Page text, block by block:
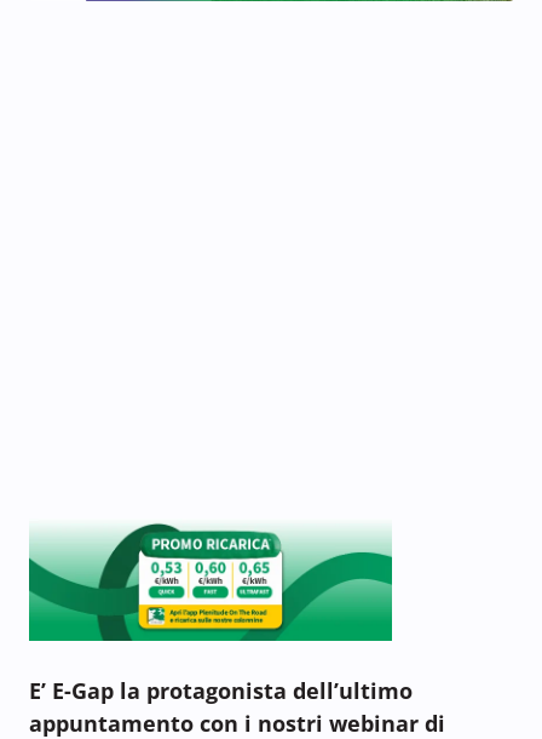
E’ E-Gap la protagonista dell’ultimo
appuntamento con i nostri webinar di